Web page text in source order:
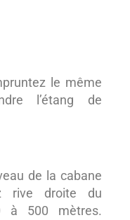
le même
l’étang de
de la cabane
rive droite du
à 500 mètres.